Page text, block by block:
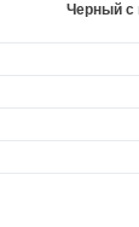
Черный с